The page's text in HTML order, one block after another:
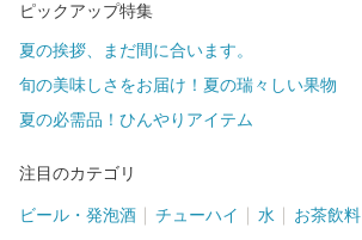
ピックアップ特集
夏の挨拶、まだ間に合います。
旬の美味しさをお届け！夏の瑞々しい果物
夏の必需品！ひんやりアイテム
注目のカテゴリ
ビール・発泡酒 チューハイ 水 お茶飲料